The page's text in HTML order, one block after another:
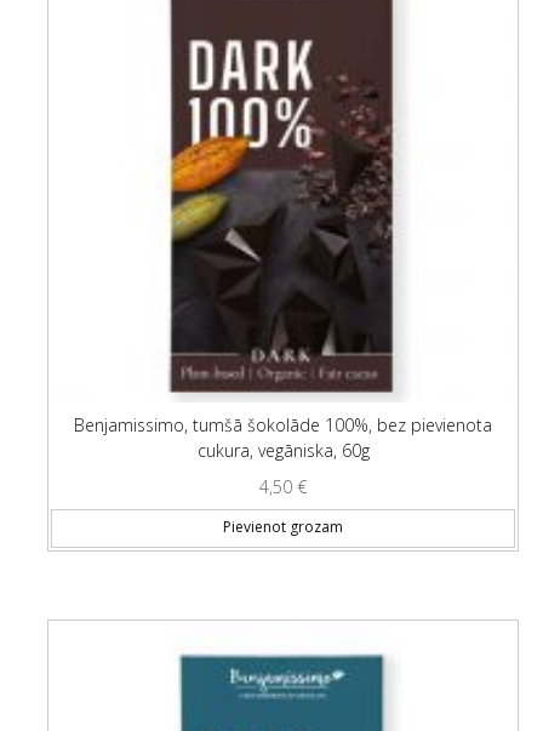
Benjamissimo, tumšā šokolāde 100%, bez pievienota
cukura, vegāniska, 60g
4,50 €
Pievienot grozam